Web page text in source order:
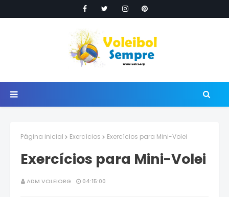
Página inicial Exercícios Exercícios para Mini-Volei
Exercícios para Mini-Volei
ADM VOLEIORG 04:15:00